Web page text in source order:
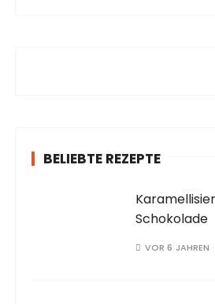
BELIEBTE REZEPTE
Schokolade
VOR 6 JAHREN